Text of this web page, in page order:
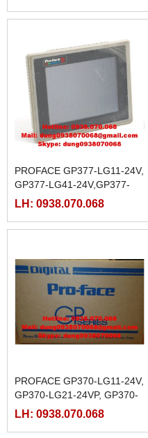
PROFACE GP377-LG11-24V,
GP377-LG41-24V,GP377-
SC11-24V,GP377-SC41-24V
LH: 0938.070.068
PROFACE GP370-LG11-24V,
GP370-LG21-24VP, GP370-
LG31-24VP, GP370-LG41-
LH: 0938.070.068